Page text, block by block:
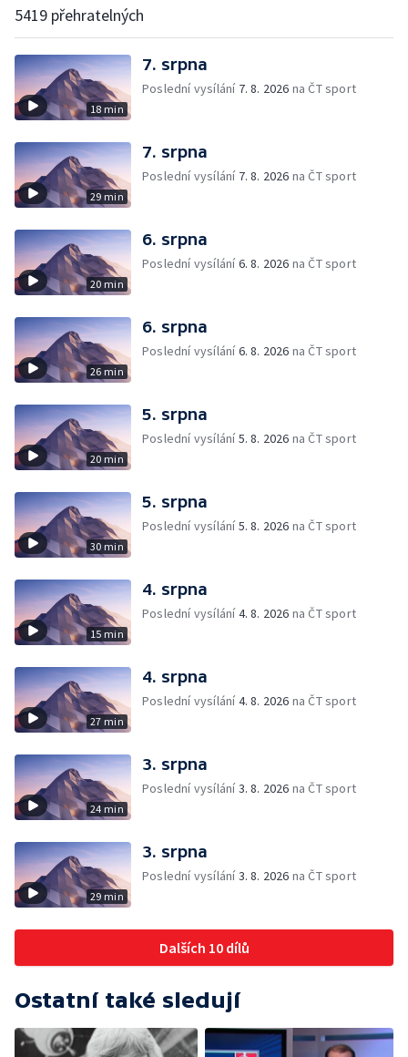
5419 přehratelných
18 min
7. srpna
Poslední vysílání 7. 8. 2026 na ČT sport
29 min
7. srpna
Poslední vysílání 7. 8. 2026 na ČT sport
20 min
6. srpna
Poslední vysílání6. 8. 2026 na ČT sport
26 min
6. srpna
Poslední vysílání6. 8. 2026 na ČT sport
20 min
5. srpna
Poslední vysílání5. 8. 2026 na ČT sport
30 min
5. srpna
Poslední vysílání5. 8. 2026 na ČT sport
15 min
4. srpna
Poslední vysílání4. 8. 2026 na ČT sport
27 min
4. srpna
Poslední vysílání4. 8. 2026 na ČT sport
24 min
3. srpna
Poslední vysílání3. 8. 2026 na ČT sport
29 min
3. srpna
Poslední vysílání3. 8. 2026 na ČT sport
Dalších 10 dílů
Ostatní také sledují